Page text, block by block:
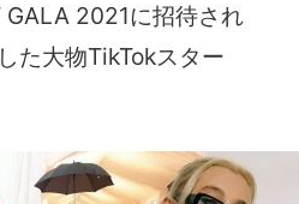
GALA 2021に招待され
た大物TikTokスター